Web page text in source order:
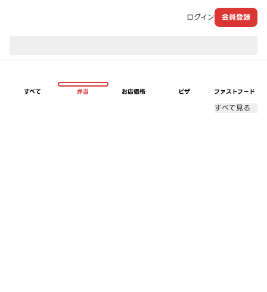
ログイン 会員登録
すべて 弁当 お店価格 ピザ ファストフード
すべて見る